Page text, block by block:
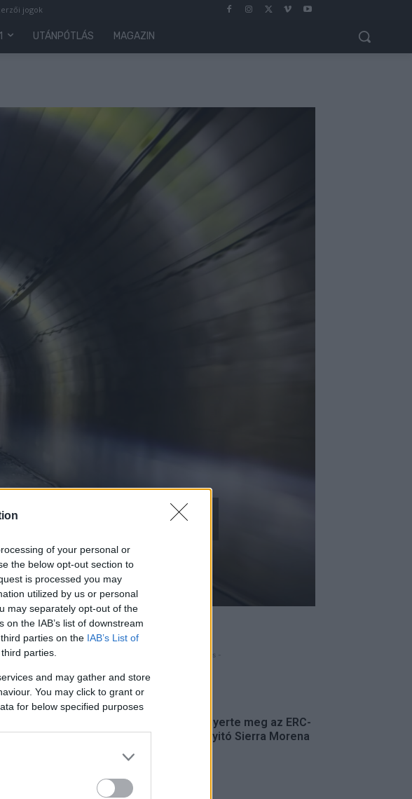
of your personal or
the below opt-out section to
is processed you may
utilized by us or personal
may separately opt-out of the
the IAB’s list of downstream
parties on the IAB’s List of
parties.
and may gather and store
You may click to grant or
for below specified purposes
jogok
UTÁNPÓTLÁS MAGAZIN
veszélyek
ahol
- Hirdetés -
FRISS
Suárez nyerte meg az ERC-
szezonnyitó Sierra Morena